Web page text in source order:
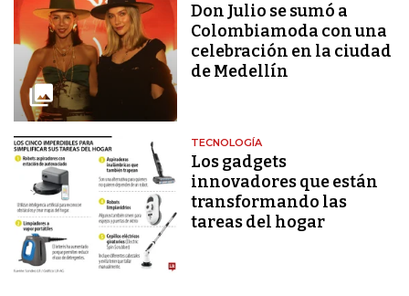
Don Julio se sumó a
Colombiamoda con una
celebración en la ciudad
de Medellín
TECNOLOGÍA
Los gadgets
innovadores que están
transformando las
tareas del hogar